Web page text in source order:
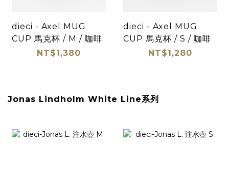
dieci - Axel MUG
CUP 馬克杯 / M / 咖啡
NT$1,380
dieci - Axel MUG
CUP 馬克杯 / S / 咖啡
NT$1,280
Jonas Lindholm White Line系列